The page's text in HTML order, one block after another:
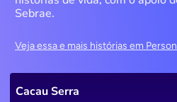
Sebrae.
Veja essa e mais histórias em
Cacau Serra